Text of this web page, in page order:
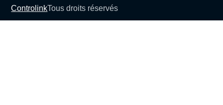
ControlinkTous droits réservés